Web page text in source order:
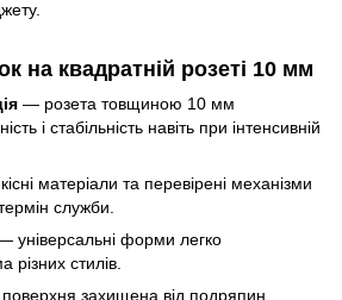
на квадратній розеті 10 мм
— розета товщиною 10 мм
і стабільність навіть при інтенсивній
матеріали та перевірені механізми
служби.
універсальні форми легко
різних стилів.
захищена від подряпин,